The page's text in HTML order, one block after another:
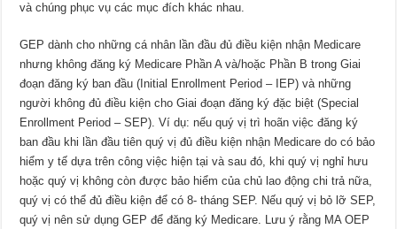
và chúng phục vụ các mục đích khác nhau.
GEP dành cho những cá nhân lần đầu đủ điều kiện nhận Medicare
nhưng không đăng ký Medicare Phần A và/hoặc Phần B trong Giai
đoạn đăng ký ban đầu (Initial Enrollment Period – IEP) và những
người không đủ điều kiện cho Giai đoạn đăng ký đặc biệt (Special
Enrollment Period – SEP). Ví dụ: nếu quý vị trì hoãn việc đăng ký
ban đầu khi lần đầu tiên quý vị đủ điều kiện nhận Medicare do có bảo
hiểm y tế dựa trên công việc hiện tại và sau đó, khi quý vị nghỉ hưu
hoặc quý vị không còn được bảo hiểm của chủ lao động chi trả nữa,
quý vị có thể đủ điều kiện để có 8- tháng SEP. Nếu quý vị bỏ lỡ SEP,
quý vị nên sử dụng GEP để đăng ký Medicare. Lưu ý rằng MA OEP